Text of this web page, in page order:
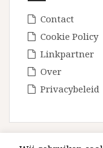
Contact
Cookie Policy
Linkpartner
Over
Privacybeleid